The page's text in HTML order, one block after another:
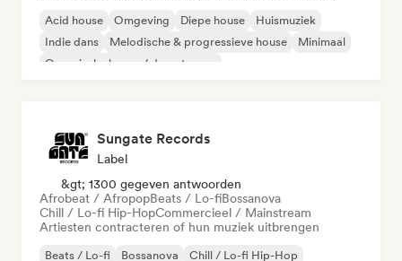
Acid house Omgeving Diepe house
Huismuziek
Indie dans
Melodische & progressieve house
Minimaal
Organische house / downtempo
Sungate Records
Label
&gt; 1300 gegeven antwoorden
Afrobeat / AfropopBeats / Lo-fiBossanova
Chill / Lo-fi Hip-HopCommercieel / Mainstream
Artiesten contracteren of hun muziek uitbrengen
Beats / Lo-fi Bossanova
Chill / Lo-fi Hip-Hop